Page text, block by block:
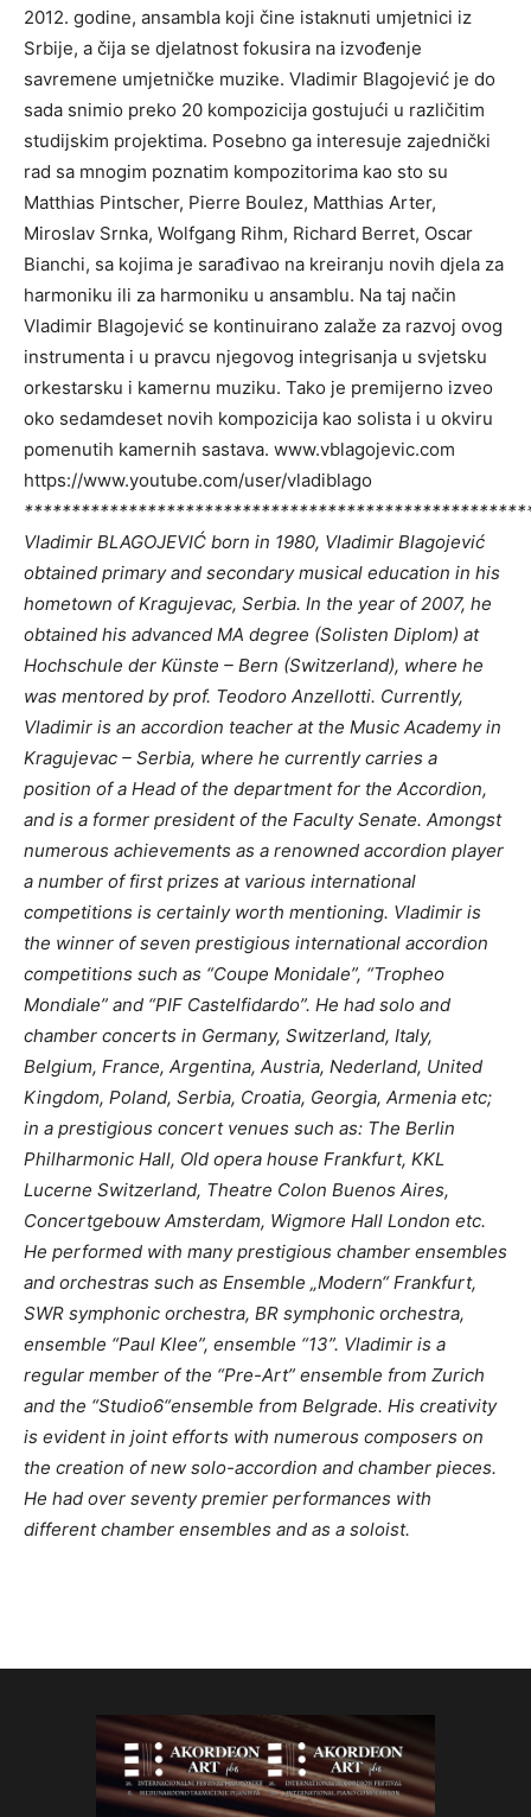
2012. godine, ansambla koji čine istaknuti umjetnici iz
Srbije, a čija se djelatnost fokusira na izvođenje
savremene umjetničke muzike. Vladimir Blagojević je do
sada snimio preko 20 kompozicija gostujući u različitim
studijskim projektima. Posebno ga interesuje zajednički
rad sa mnogim poznatim kompozitorima kao sto su
Matthias Pintscher, Pierre Boulez, Matthias Arter,
Miroslav Srnka, Wolfgang Rihm, Richard Berret, Oscar
Bianchi, sa kojima je sarađivao na kreiranju novih djela za
harmoniku ili za harmoniku u ansamblu. Na taj način
Vladimir Blagojević se kontinuirano zalaže za razvoj ovog
instrumenta i u pravcu njegovog integrisanja u svjetsku
orkestarsku i kamernu muziku. Tako je premijerno izveo
oko sedamdeset novih kompozicija kao solista i u okviru
pomenutih kamernih sastava. www.vblagojevic.com
https://www.youtube.com/user/vladiblago
Vladimir BLAGOJEVIĆ born in 1980, Vladimir Blagojević
obtained primary and secondary musical education in his
hometown of Kragujevac, Serbia. In the year of 2007, he
obtained his advanced MA degree (Solisten Diplom) at
Hochschule der Künste – Bern (Switzerland), where he
was mentored by prof. Teodoro Anzellotti. Currently,
Vladimir is an accordion teacher at the Music Academy in
Kragujevac – Serbia, where he currently carries a
position of a Head of the department for the Accordion,
and is a former president of the Faculty Senate. Amongst
numerous achievements as a renowned accordion player
a number of first prizes at various international
competitions is certainly worth mentioning. Vladimir is
the winner of seven prestigious international accordion
competitions such as “Coupe Monidale”, “Tropheo
Mondiale” and “PIF Castelfidardo”. He had solo and
chamber concerts in Germany, Switzerland, Italy,
Belgium, France, Argentina, Austria, Nederland, United
Kingdom, Poland, Serbia, Croatia, Georgia, Armenia etc;
in a prestigious concert venues such as: The Berlin
Philharmonic Hall, Old opera house Frankfurt, KKL
Lucerne Switzerland, Theatre Colon Buenos Aires,
Concertgebouw Amsterdam, Wigmore Hall London etc.
He performed with many prestigious chamber ensembles
and orchestras such as Ensemble „Modern“ Frankfurt,
SWR symphonic orchestra, BR symphonic orchestra,
ensemble “Paul Klee”, ensemble “13”. Vladimir is a
regular member of the “Pre-Art” ensemble from Zurich
and the “Studio6“ensemble from Belgrade. His creativity
is evident in joint efforts with numerous composers on
the creation of new solo-accordion and chamber pieces.
He had over seventy premier performances with
different chamber ensembles and as a soloist.